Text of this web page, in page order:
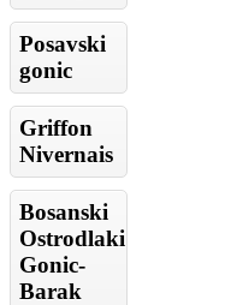
Posavski
gonic
Griffon
Nivernais
Bosanski
Ostrodlaki
Gonic-
Barak